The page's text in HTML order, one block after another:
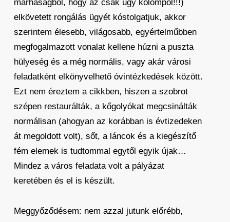
marhaságból, hogy az csak úgy kolompol!!!)
elkövetett rongálás ügyét kóstolgatjuk, akkor
szerintem élesebb, világosabb, egyértelműbben
megfogalmazott vonalat kellene húzni a puszta
hülyeség és a még normális, vagy akár városi
feladatként elkönyvelhető óvintézkedések között.
Ezt nem éreztem a cikkben, hiszen a szobrot
szépen restaurálták, a kőgolyókat megcsinálták
normálisan (ahogyan az korábban is évtizedeken
át megoldott volt), sőt, a láncok és a kiegészítő
fém elemek is tudtommal egytől egyik újak…
Mindez a város feladata volt a pályázat
keretében és el is készült.
Meggyőződésem: nem azzal jutunk előrébb,